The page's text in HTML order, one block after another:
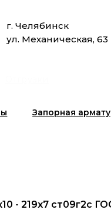
г. Челябинск
ул. Механическая, 63
Запорная
- 219x7 ст09г2с